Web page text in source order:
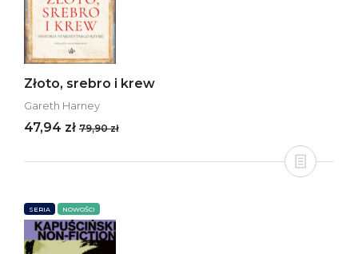
Złoto, srebro i krew
Gareth Harney
47,94 zł 79,90 zł
SERIA NOWOŚCI